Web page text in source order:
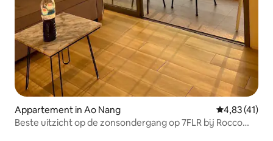
Appartement in Ao Nang Gemiddelde
4,83 (41)
Beste uitzicht op de zonsondergang op 7FLR bij Rocco